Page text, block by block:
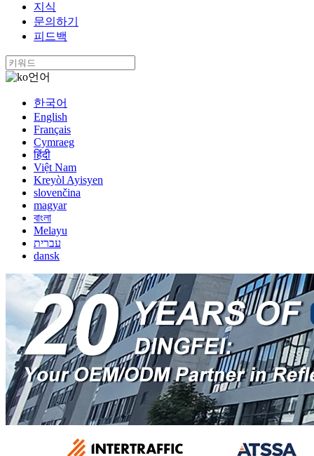
지식
문의하기
피드백
언어
한국어
English
Français
Cymraeg
हिंदी
Việt Nam
Kreyòl Ayisyen
slovenčina
magyar
বাংলা
Melayu
עברית
dansk